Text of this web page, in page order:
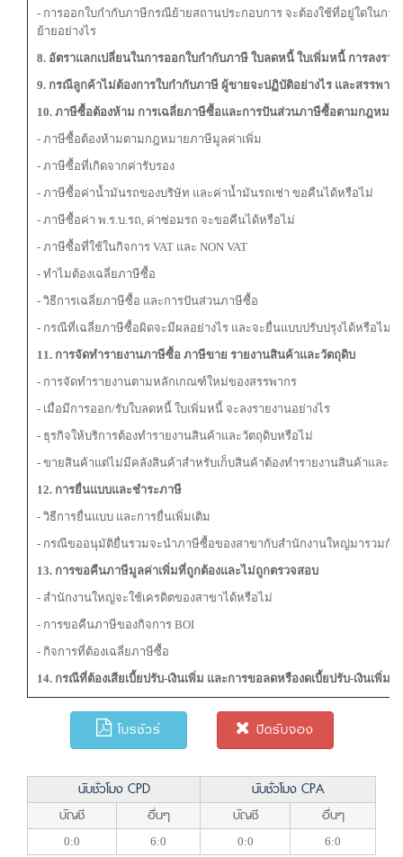
- การออกใบกำกับภาษีกรณีย้ายสถานประกอบการ จะต้องใช้ที่อยู่ใดในก
ย้ายอย่างไร
8. อัตราแลกเปลี่ยนในการออกใบกำกับภาษี ใบลดหนี้ ใบเพิ่มหนี้ การลงรา
9. กรณีลูกค้าไม่ต้องการใบกำกับภาษี ผู้ขายจะปฏิบัติอย่างไร และสรรพา
10. ภาษีซื้อต้องห้าม การเฉลี่ยภาษีซื้อและการปันส่วนภาษีซื้อตามกฎหมาย
- ภาษีซื้อต้องห้ามตามกฎหมายภาษีมูลค่าเพิ่ม
- ภาษีซื้อที่เกิดจากค่ารับรอง
- ภาษีซื้อค่าน้ำมันรถของบริษัท และค่าน้ำมันรถเช่า ขอคืนได้หรือไม่
- ภาษีซื้อค่า พ.ร.บ.รถ, ค่าซ่อมรถ จะขอคืนได้หรือไม่
- ภาษีซื้อที่ใช้ในกิจการ VAT และ NON VAT
- ทำไมต้องเฉลี่ยภาษีซื้อ
- วิธีการเฉลี่ยภาษีซื้อ และการปันส่วนภาษีซื้อ
- กรณีที่เฉลี่ยภาษีซื้อผิดจะมีผลอย่างไร และจะยื่นแบบปรับปรุงได้หรือไม่
11. การจัดทำรายงานภาษีซื้อ ภาษีขาย รายงานสินค้าและวัตถุดิบ
- การจัดทำรายงานตามหลักเกณฑ์ใหม่ของสรรพากร
- เมื่อมีการออก/รับใบลดหนี้ ใบเพิ่มหนี้ จะลงรายงานอย่างไร
- ธุรกิจให้บริการต้องทำรายงานสินค้าและวัตถุดิบหรือไม่
- ขายสินค้าแต่ไม่มีคลังสินค้าสำหรับเก็บสินค้าต้องทำรายงานสินค้าและวั
12. การยื่นแบบและชำระภาษี
- วิธีการยื่นแบบ และการยื่นเพิ่มเติม
- กรณีขออนุมัติยื่นรวมจะนำภาษีซื้อของสาขากับสำนักงานใหญ่มารวมกัน
13. การขอคืนภาษีมูลค่าเพิ่มที่ถูกต้องและไม่ถูกตรวจสอบ
- สำนักงานใหญ่จะใช้เครดิตของสาขาได้หรือไม่
- การขอคืนภาษีของกิจการ BOI
- กิจการที่ต้องเฉลี่ยภาษีซื้อ
14. กรณีที่ต้องเสียเบี้ยปรับ-เงินเพิ่ม และการขอลดหรืองดเบี้ยปรับ-เงินเพิ่ม
โบรชัวร์ ปิดรับจอง
นับชั่วโมง CPD
นับชั่วโมง CPA
บัญชี
อื่นๆ บัญชี อื่นๆ
0:0 6:0 0:0 6:0